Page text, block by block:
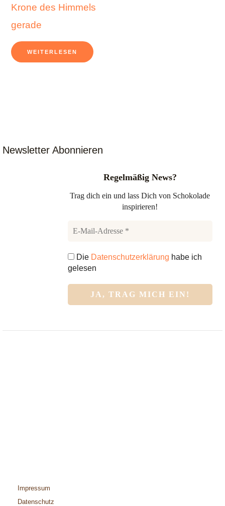
Krone des Himmels
gerade
WEITERLESEN
Newsletter Abonnieren
Regelmäßig News?
Trag dich ein und lass Dich von Schokolade
inspirieren!
Die Datenschutzerklärung habe ich
gelesen
Impressum
Datenschutz